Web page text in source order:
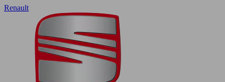
Renault